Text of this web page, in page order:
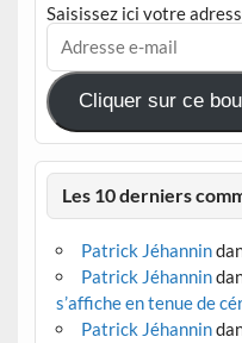
Saisissez ici votre
Adresse
mail
Cliquer sur ce
Les 10 derniers
Patrick Jéhannin
Patrick Jéhannin
s’affiche en tenue de
Patrick Jéhannin